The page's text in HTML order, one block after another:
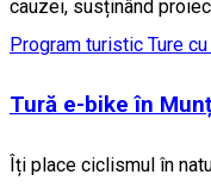
cauzei, susținând
Program turistic Ture
Tură e-bike în
Îți place ciclismul în